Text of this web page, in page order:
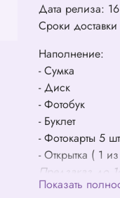
Дата релиза:
Сроки
Наполнение:
- Сумка
- Диск
- Фотобук
- Буклет
- Фотокарты 5 шт
- Открытка ( 1
Предзаказ до
- Полароид ( 1
Показать